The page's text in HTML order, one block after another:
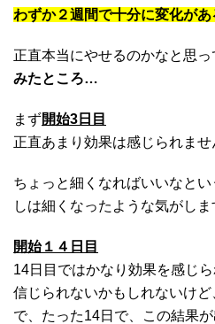
わずか２週間で十分に変化があ
正直本当にやせるのかなと思
みたところ…
まず開始3日目
正直あまり効果は感じられませ
ちょっと細くなればいいなと
しは細くなったような気がしま
開始１４日目
14日目ではかなり効果を感じら
信じられないかもしれないけ
で、たった14日で、この結果